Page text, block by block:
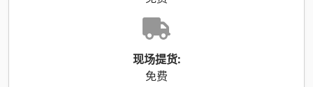
现场提货:
免费